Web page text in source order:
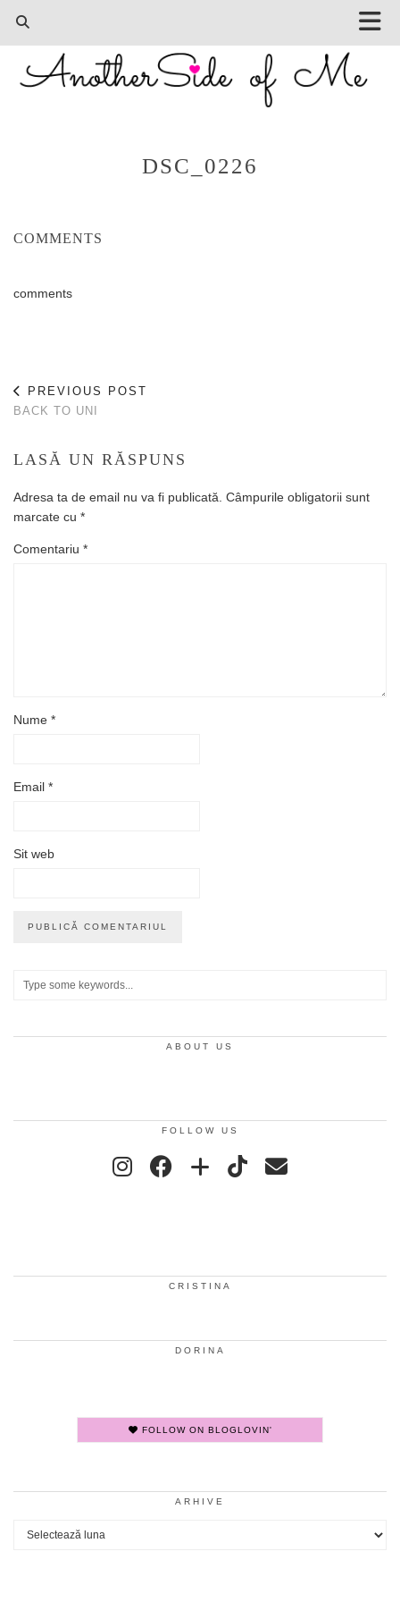
DSC_0226
COMMENTS
comments
PREVIOUS POST
BACK TO UNI
LASĂ UN RĂSPUNS
Adresa ta de email nu va fi publicată. Câmpurile obligatorii sunt
marcate cu *
Comentariu *
Nume *
Email *
Sit web
ABOUT US
FOLLOW US
CRISTINA
DORINA
FOLLOW ON BLOGLOVIN'
ARHIVE
Arhive